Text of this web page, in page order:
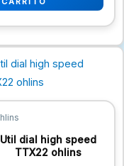
Util dial high speed
TTX22 ohlins